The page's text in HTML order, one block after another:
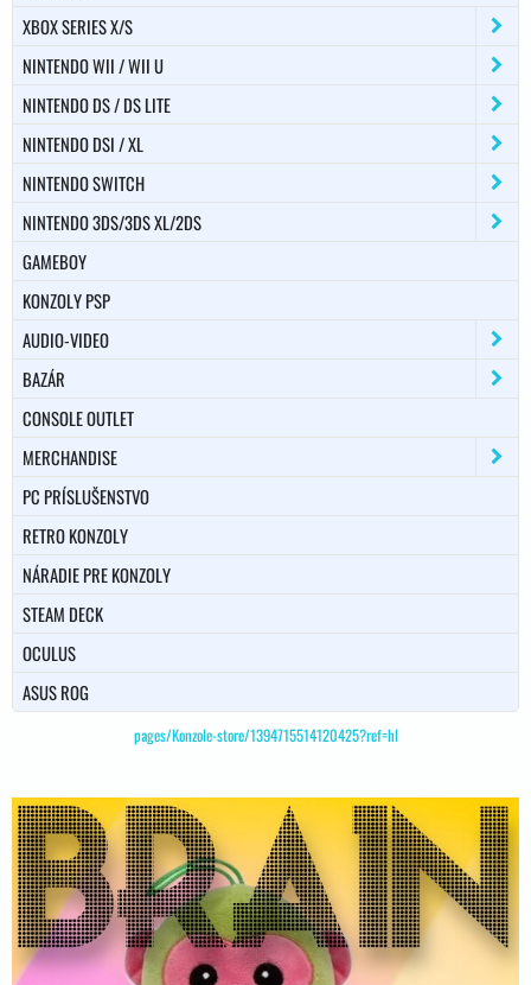
XBOX SERIES X/S
NINTENDO WII / WII U
NINTENDO DS / DS LITE
NINTENDO DSI / XL
NINTENDO SWITCH
NINTENDO 3DS/3DS XL/2DS
GAMEBOY
KONZOLY PSP
AUDIO-VIDEO
BAZÁR
CONSOLE OUTLET
MERCHANDISE
PC PRÍSLUŠENSTVO
RETRO KONZOLY
NÁRADIE PRE KONZOLY
STEAM DECK
OCULUS
ASUS ROG
pages/Konzole-store/1394715514120425?ref=hl